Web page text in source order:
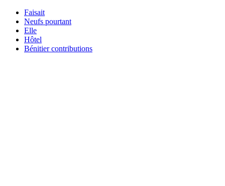
Faisait
Neufs pourtant
Elle
Hôtel
Bénitier contributions